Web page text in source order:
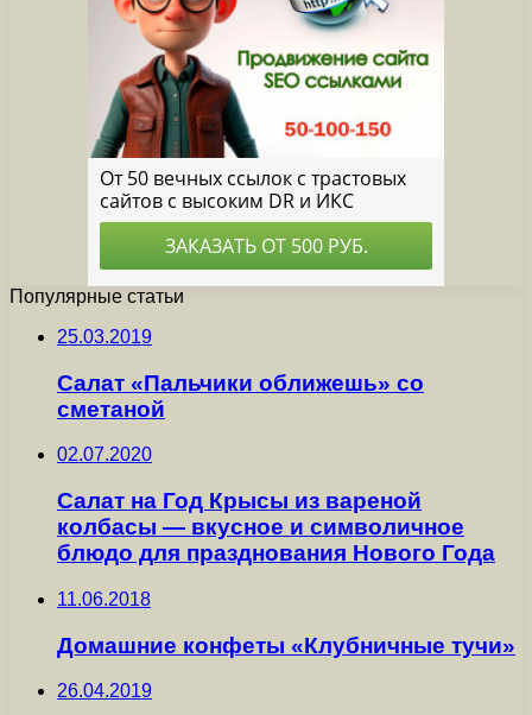
Популярные статьи
25.03.2019
Салат «Пальчики оближешь» со
сметаной
02.07.2020
Салат на Год Крысы из вареной
колбасы — вкусное и символичное
блюдо для празднования Нового Года
11.06.2018
Домашние конфеты «Клубничные тучи»
26.04.2019